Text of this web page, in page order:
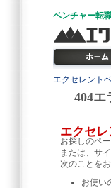
ベンチャー転
エクセレント
404エ
エクセ
お探しのペ
または、サ
次のことを
お使い